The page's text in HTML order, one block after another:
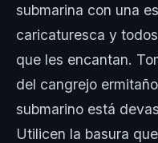
submarina con una
caricaturesca y
que les encantan.
del cangrejo
submarino está
Utilicen la basura